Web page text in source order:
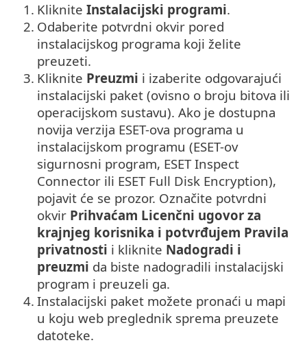
1. Kliknite Instalacijski programi.
2. Odaberite potvrdni okvir pored
instalacijskog programa koji želite
preuzeti.
3. Kliknite Preuzmi i izaberite odgovarajući
instalacijski paket (ovisno o broju bitova ili
operacijskom sustavu). Ako je dostupna
novija verzija ESET-ova programa u
instalacijskom programu (ESET-ov
sigurnosni program, ESET Inspect
Connector ili ESET Full Disk Encryption),
pojavit će se prozor. Označite potvrdni
okvir Prihvaćam Licenčni ugovor za
krajnjeg korisnika i potvrđujem Pravila
privatnosti i kliknite Nadogradi i
preuzmi da biste nadogradili instalacijski
program i preuzeli ga.
4. Instalacijski paket možete pronaći u mapi
u koju web preglednik sprema preuzete
datoteke.